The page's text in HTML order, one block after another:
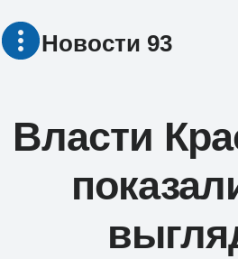
Перейти
Новости 93
Власти